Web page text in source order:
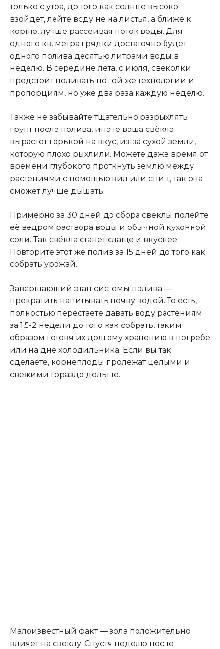
только с утра, до того как солнце высоко
взойдет, лейте воду не на листья, а ближе к
корню, лучше рассеивая поток воды. Для
одного кв. метра грядки достаточно будет
одного полива десятью литрами воды в
неделю. В середине лета, с июля, свеколки
предстоит поливать по той же технологии и
пропорциям, но уже два раза каждую неделю.
Также не забывайте тщательно разрыхлять
грунт после полива, иначе ваша свёкла
вырастет горькой на вкус, из-за сухой земли,
которую плохо рыхлили. Можете даже время от
времени глубокого проткнуть землю между
растениями с помощью вил или спиц, так она
сможет лучше дышать.
Примерно за 30 дней до сбора свеклы полейте
её ведром раствора воды и обычной кухонной
соли. Так свёкла станет слаще и вкуснее.
Повторите этот же полив за 15 дней до того как
собрать урожай.
Завершающий этап системы полива —
прекратить напитывать почву водой. То есть,
полностью перестаете давать воду растениям
за 1,5-2 недели до того как собрать, таким
образом готовя их долгому хранению в погребе
или на дне холодильника. Если вы так
сделаете, корнеплоды пролежат целыми и
свежими гораздо дольше.
Малоизвестный факт — зола положительно
влияет на свеклу. Спустя неделю после